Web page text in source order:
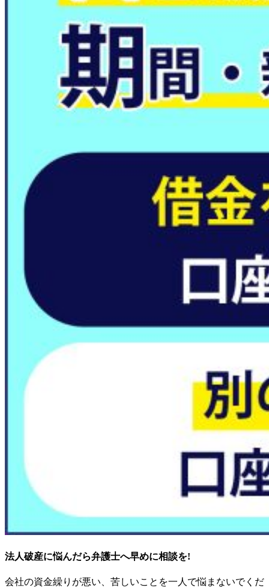
法人破産に悩んだら弁護士へ早めに相談を!
会社の資金繰りが悪い、苦しいことを一人で悩まないでくだ